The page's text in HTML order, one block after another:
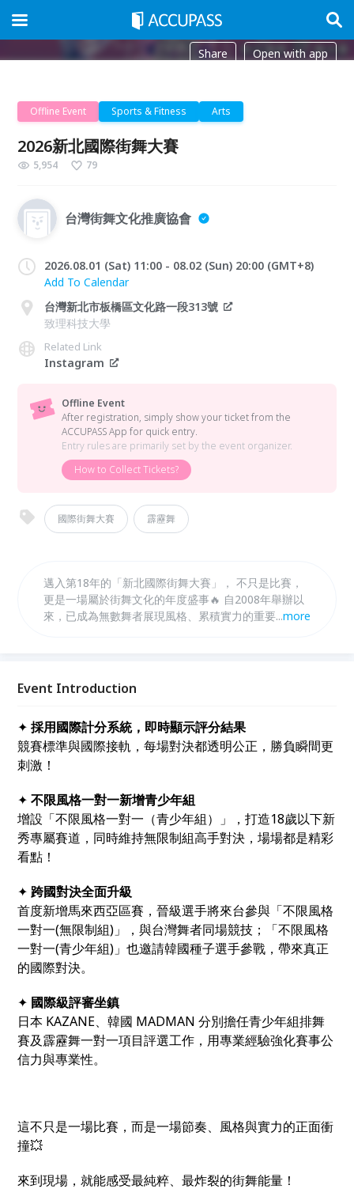
Share Open with app
Offline Event Sports & Fitness Arts
2026新北國際街舞大賽
5,954 79
台灣街舞文化推廣協會
2026.08.01 (Sat) 11:00 - 08.02 (Sun) 20:00 (GMT+8)
Add To Calendar
台灣新北市板橋區文化路一段313號
致理科技大學
Related Link
Instagram
Offline Event
After registration, simply show your ticket from the
ACCUPASS App for quick entry.
Entry rules are primarily set by the event organizer.
How to Collect Tickets?
國際街舞大賽 霹靂舞
邁入第18年的「新北國際街舞大賽」， 不只是比賽，
更是一場屬於街舞文化的年度盛事🔥 自2008年舉辦以
來，已成為無數舞者展現風格、累積實力的重要舞臺。
挑戰、韓國種子選手強勢參戰 ✦國際評審 KAZANE、
...more
Event Introduction
✦採用國際計分系統，即時顯示評分結果
競賽標準與國際接軌，每場對決都透明公正，勝負瞬間更
刺激！
✦不限風格一對一新增青少年組
增設「不限風格一對一（青少年組）」，打造18歲以下新
秀專屬賽道，同時維持無限制組高手對決，場場都是精彩
看點！
✦ 跨國對決全面升級
首度新增馬來西亞區賽，晉級選手將來台參與「不限風格
一對一(無限制組)」，與台灣舞者同場競技；「不限風格
一對一(青少年組)」也邀請韓國種子選手參戰，帶來真正
的國際對決。
✦ 國際級評審坐鎮
日本 KAZANE、韓國 MADMAN 分別擔任青少年組排舞
賽及霹靂舞一對一項目評選工作，用專業經驗強化賽事公
信力與專業性。
這不只是一場比賽，而是一場節奏、風格與實力的正面衝
撞💥
來到現場，就能感受最純粹、最炸裂的街舞能量！